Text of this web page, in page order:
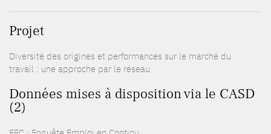
Projet
Diversité des origines et performances sur le marché du
travail : une approche par le réseau
Données mises à disposition via le CASD
(2)